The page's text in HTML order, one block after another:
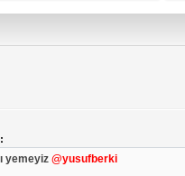
yemeyiz @yusufberki